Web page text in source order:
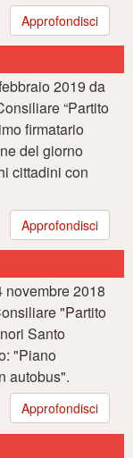
Approfondisci
2019 da
“Partito
firmatario
del giorno
cittadini con
Approfondisci
novembre 2018
"Partito
Santo
"Piano
autobus".
Approfondisci